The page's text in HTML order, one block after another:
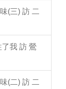
(三) 訪 二
我 訪 鶯
(二) 訪 二